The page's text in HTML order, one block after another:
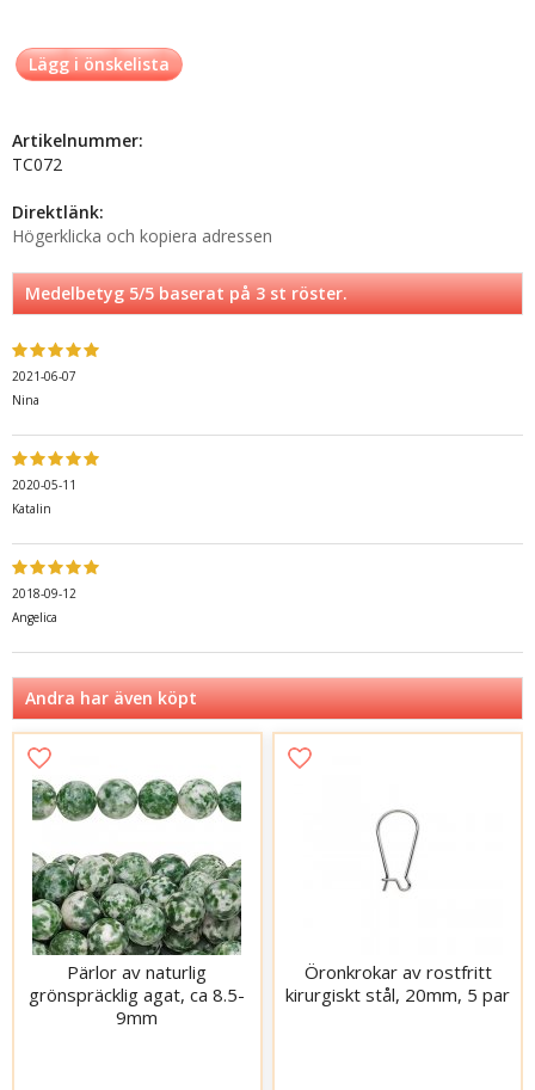
Lägg i önskelista
Artikelnummer:
TC072
Direktlänk:
Högerklicka och kopiera adressen
Medelbetyg5/5 baserat på3st röster.
2021-06-07
Nina
2020-05-11
Katalin
2018-09-12
Angelica
Andra har även köpt
Pärlor av naturlig
grönspräcklig agat, ca 8.5-
9mm
Öronkrokar av rostfritt
kirurgiskt stål, 20mm, 5 par